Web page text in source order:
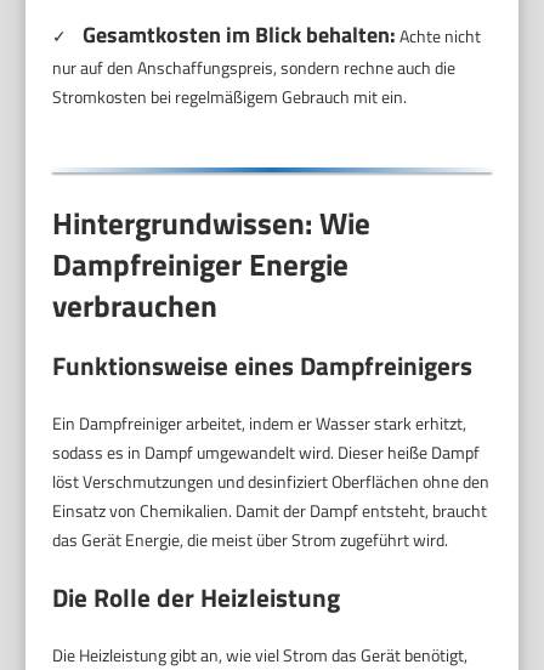
✓ Gesamtkosten im Blick behalten:Achte nicht
nur auf den Anschaffungspreis, sondern rechne auch die
Stromkosten bei regelmäßigem Gebrauch mit ein.
Hintergrundwissen: Wie
Dampfreiniger Energie
verbrauchen
Funktionsweise eines Dampfreinigers
Ein Dampfreiniger arbeitet, indem er Wasser stark erhitzt,
sodass es in Dampf umgewandelt wird. Dieser heiße Dampf
löst Verschmutzungen und desinfiziert Oberflächen ohne den
Einsatz von Chemikalien. Damit der Dampf entsteht, braucht
das Gerät Energie, die meist über Strom zugeführt wird.
Die Rolle der Heizleistung
Die Heizleistung gibt an, wie viel Strom das Gerät benötigt,